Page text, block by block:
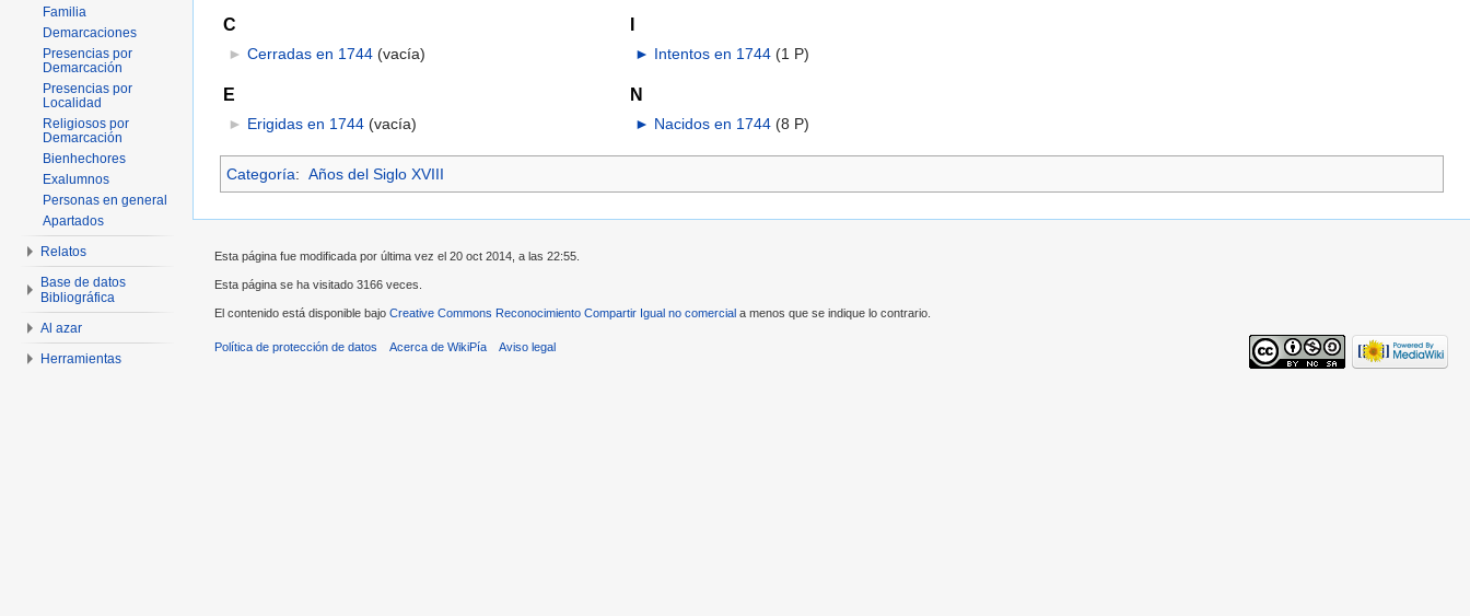
C
► Cerradas en 1744‎ (vacía)
E
► Erigidas en 1744‎ (vacía)
I
► Intentos en 1744‎ (1 P)
N
► Nacidos en 1744‎ (8 P)
Categoría: Años del Siglo XVIII
Familia
Demarcaciones
Presencias por
Demarcación
Presencias por
Localidad
Religiosos por
Demarcación
Bienhechores
Exalumnos
Personas en general
Apartados
Relatos
Base de datos
Bibliográfica
Al azar
Herramientas
Esta página fue modificada por última vez el 20 oct 2014, a las 22:55.
Esta página se ha visitado 3166 veces.
El contenido está disponible bajo Creative Commons Reconocimiento Compartir Igual no comercial a menos que se indique lo contrario.
Política de protección de datos Acerca de WikiPía Aviso legal